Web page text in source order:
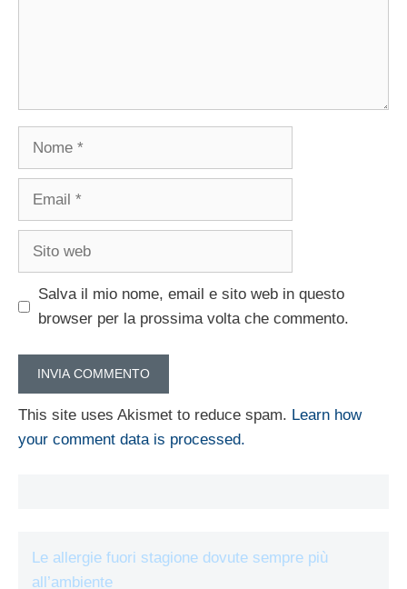
Nome
Email
Sito
Salva il mio nome, email e sito web in questo
browser per la prossima volta che commento.
This site uses Akismet to reduce spam. Learn how
your comment data is processed.
Le allergie fuori stagione dovute sempre più
all’ambiente